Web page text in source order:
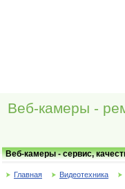
Веб-камеры -
Веб-камеры - сервис,
Главная Видеотехника